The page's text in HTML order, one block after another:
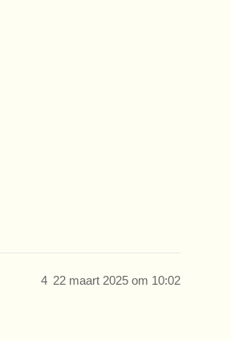
22 maart 2025 om 10:02
4